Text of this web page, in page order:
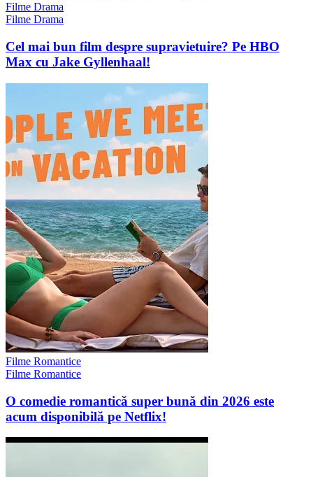
Filme Drama
Filme Drama
Cel mai bun film despre supravietuire? Pe HBO
Max cu Jake Gyllenhaal!
Filme Romantice
Filme Romantice
O comedie romantică super bună din 2026 este
acum disponibilă pe Netflix!